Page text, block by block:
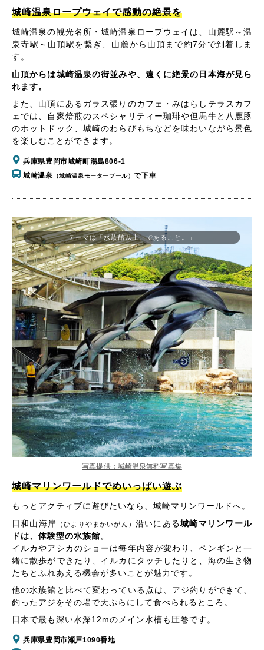
城崎温泉ロープウェイで感動の絶景を
城崎温泉の観光名所・城崎温泉ロープウェイは、山麓駅～温
泉寺駅～山頂駅を繋ぎ、山麓から山頂まで約7分で到着しま
す。
山頂からは城崎温泉の街並みや、遠くに絶景の日本海が見ら
れます。
また、山頂にあるガラス張りのカフェ・みはらしテラスカフ
ェでは、自家焙煎のスペシャリティー珈琲や但馬牛と八鹿豚
のホットドック、城崎のわらびもちなどを味わいながら景色
を楽しむことができます。
兵庫県豊岡市城崎町湯島806-1
城崎温泉 （城崎温泉モータープール）で下車
城崎マリンワールドでめいっぱい遊ぶ
もっとアクティブに遊びたいなら、城崎マリンワールドへ。
日和山海岸 （ひよりやまかいがん） 沿いにある城崎マリンワール
ドは、体験型の水族館。
イルカやアシカのショーは毎年内容が変わり、ペンギンと一
緒に散歩ができたり、イルカにタッチしたりと、海の生き物
たちとふれあえる機会が多いことが魅力です。
他の水族館と比べて変わっている点は、アジ釣りができて、
釣ったアジをその場で天ぷらにして食べられるところ。
日本で最も深い水深12mのメイン水槽も圧巻です。
兵庫県豊岡市瀬戸1090番地
テーマは「水族館以上、であること。」
写真提供：城崎温泉無料写真集